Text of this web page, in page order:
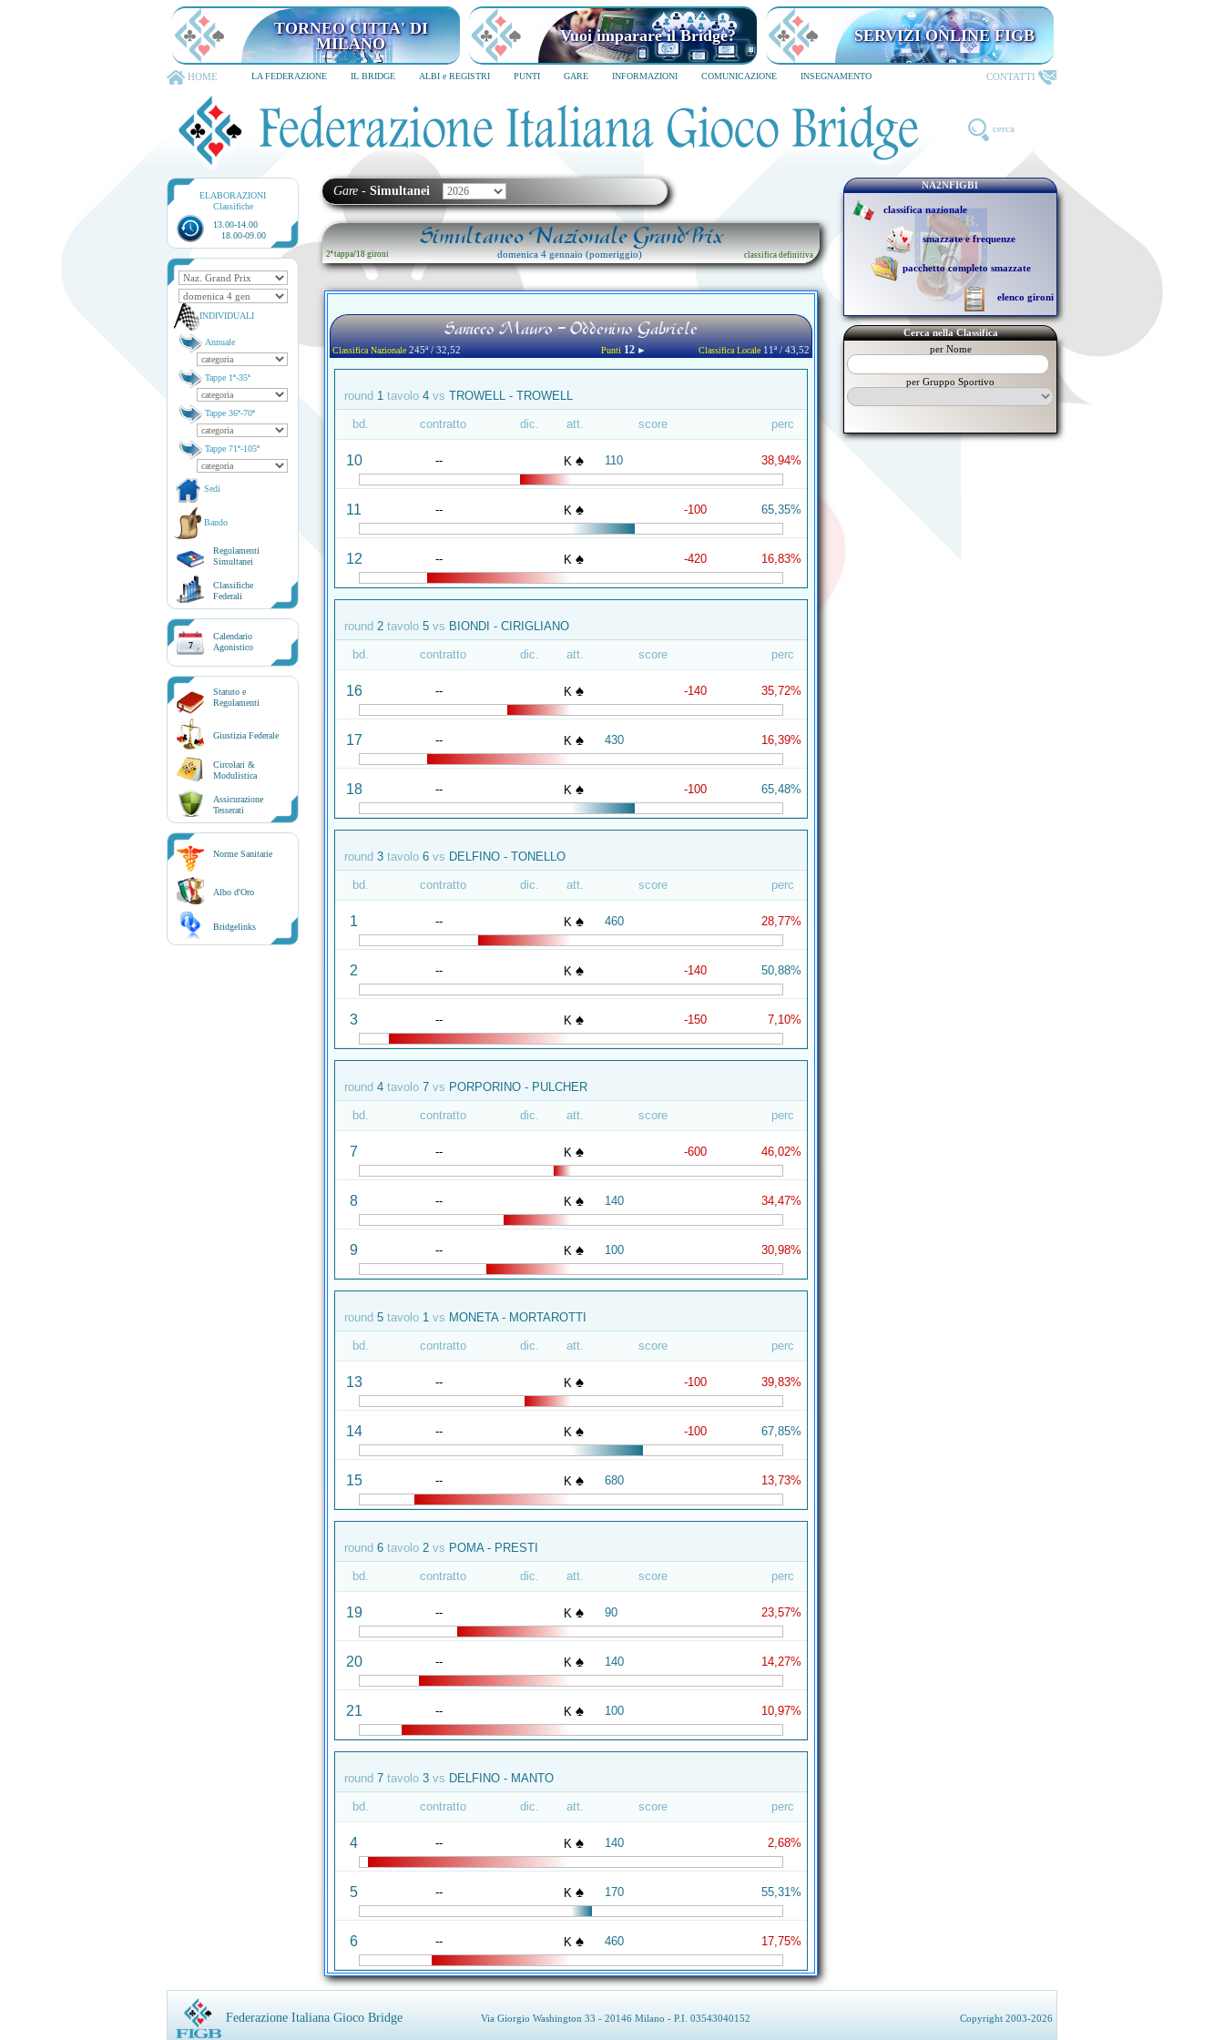
TORNEO CITTA' DI MILANO
6-8 dicembre 2026
Vuoi imparare il Bridge?
SCRIVICI SUBITO
SERVIZI ONLINE FIGB
riservati ai TESSERATI
HOME LA FEDERAZIONE IL BRIDGE ALBI e REGISTRI PUNTI GARE INFORMAZIONI COMUNICAZIONE INSEGNAMENTO CONTATTI
cerca
ELABORAZIONI
Classifiche
13.00-14.00
18.00-09.00
INDIVIDUALI
Annuale
Tappe 1ª-35ª
Tappe 36ª-70ª
Tappe 71ª-105ª
Sedi
Bando
Regolamenti
Simultanei
Classifiche
Federali
7
Calendario
Agonistico
Statuto e
Regolamenti
Giustizia Federale
Circolari &
Modulistica
Assicurazione
Tesserati
Norme Sanitarie
Albo d'Oro
Bridgelinks
Gare - Simultanei
Simultaneo Nazionale GrandPrix
2ª tappa/18 gironi domenica 4 gennaio (pomeriggio) classifica definitiva
Saracco Mauro - Oddenino Gabriele
Classifica Nazionale245ª / 32,52 Punti 12► Classifica Locale11ª / 43,52
round 1 tavolo 4 vs TROWELL - TROWELL
bd. contratto dic. att. score perc
10 -- K ♠ 110 38,94%
11 -- K ♠ -100 65,35%
12 -- K ♠ -420 16,83%
round 2 tavolo 5 vs BIONDI - CIRIGLIANO
bd. contratto dic. att. score perc
16 -- K ♠ -140 35,72%
17 -- K ♠ 430 16,39%
18 -- K ♠ -100 65,48%
round 3 tavolo 6 vs DELFINO - TONELLO
bd. contratto dic. att. score perc
1 -- K ♠ 460 28,77%
2 -- K ♠ -140 50,88%
3 -- K ♠ -150 7,10%
round 4 tavolo 7 vs PORPORINO - PULCHER
bd. contratto dic. att. score perc
7 -- K ♠ -600 46,02%
8 -- K ♠ 140 34,47%
9 -- K ♠ 100 30,98%
round 5 tavolo 1 vs MONETA - MORTAROTTI
bd. contratto dic. att. score perc
13 -- K ♠ -100 39,83%
14 -- K ♠ -100 67,85%
15 -- K ♠ 680 13,73%
round 6 tavolo 2 vs POMA - PRESTI
bd. contratto dic. att. score perc
19 -- K ♠ 90 23,57%
20 -- K ♠ 140 14,27%
21 -- K ♠ 100 10,97%
round 7 tavolo 3 vs DELFINO - MANTO
bd. contratto dic. att. score perc
4 -- K ♠ 140 2,68%
5 -- K ♠ 170 55,31%
6 -- K ♠ 460 17,75%
NA2NFIGB1
classifica nazionale
smazzate e frequenze
pacchetto completo smazzate
elenco gironi
Cerca nella Classifica
per Nome
per Gruppo Sportivo
Federazione Italiana Gioco Bridge Via Giorgio Washington 33 - 20146 Milano - P.I. 03543040152 Copyright 2003-2026